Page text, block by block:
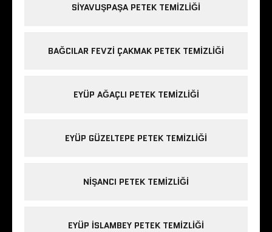
SIYAVUŞPAŞA PETEK TEMIZLIĞI
BAĞCILAR FEVZI ÇAKMAK PETEK TEMIZLIĞI
EYÜP AĞAÇLI PETEK TEMIZLIĞI
EYÜP GÜZELTEPE PETEK TEMIZLIĞI
NIŞANCI PETEK TEMIZLIĞI
EYÜP ISLAMBEY PETEK TEMIZLIĞI